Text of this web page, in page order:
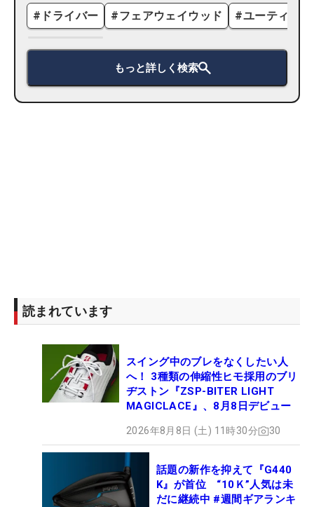
# ドライバー #フェアウェイウッド #ユーティリ
もっと詳しく検索
読まれています
スイング中のブレをなくしたい人
へ！ 3種類の伸縮性ヒモ採用のブリ
ヂストン『ZSP-BITER LIGHT
MAGICLACE』、8月8日デビュー
2026年8月8日 (土) 11時30分 30
話題の新作を抑えて『G440
K』が首位 “10Ｋ”人気は未
だに継続中 #週間ギアランキ